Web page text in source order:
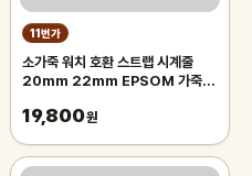
11번가
소가죽 워치 호환 스트랩 시계줄
20mm 22mm EPSOM 가죽벤
19,800원